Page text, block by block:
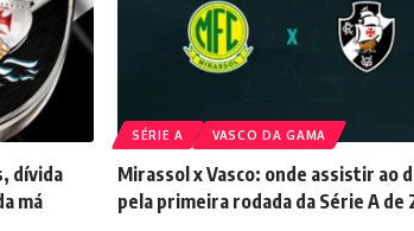
dívida
má
SÉRIE A VASCO DA GAMA
Mirassol x Vasco: onde assistir ao
pela primeira rodada da Série A de